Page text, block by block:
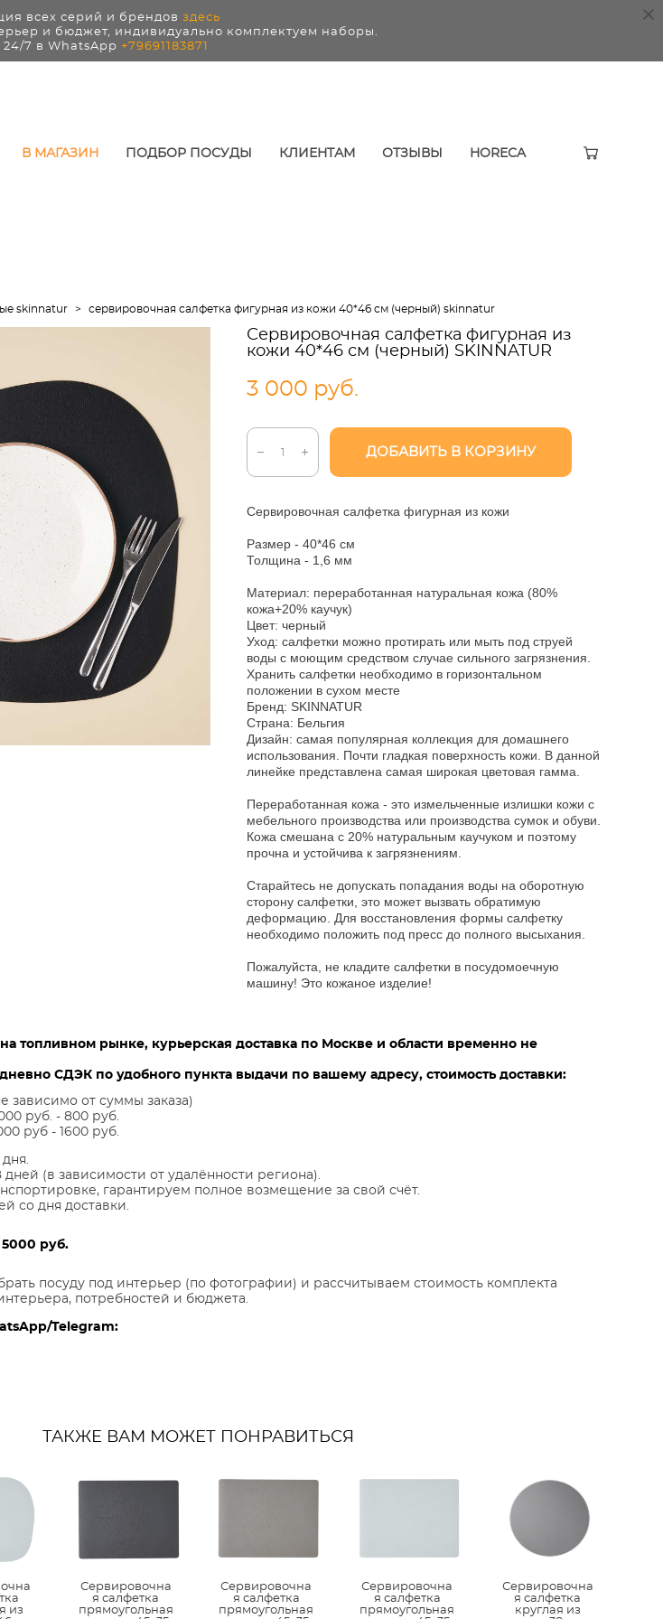
всех серий и брендов здесь
и бюджет, индивидуально комплектуем наборы.
24/7 в WhatsApp +79691183871
В МАГАЗИН ПОДБОР ПОСУДЫ КЛИЕНТАМ ОТЗЫВЫ
HORECA
skinnatur > сервировочная салфетка фигурная из кожи 40*46 см (черный) skinnatur
Сервировочная салфетка фигурная из
кожи 40*46 см (черный) SKINNATUR
3 000 pуб.
ДОБАВИТЬ В КОРЗИНУ
Сервировочная салфетка фигурная из кожи
Размер - 40*46 см
Толщина - 1,6 мм
Материал: переработанная натуральная кожа (80%
кожа+20% каучук)
Цвет: черный
Уход: салфетки можно протирать или мыть под струей
воды с моющим средством случае сильного загрязнения.
Хранить салфетки необходимо в горизонтальном
положении в сухом месте
Бренд: SKINNATUR
Страна: Бельгия
Дизайн: самая популярная коллекция для домашнего
использования. Почти гладкая поверхность кожи. В данной
линейке представлена самая широкая цветовая гамма.
Переработанная кожа - это измельченные излишки кожи с
мебельного производства или производства сумок и обуви.
Кожа смешана с 20% натуральным каучуком и поэтому
прочна и устойчива к загрязнениям.
Старайтесь не допускать попадания воды на оборотную
сторону салфетки, это может вызвать обратимую
деформацию. Для восстановления формы салфетку
необходимо положить под пресс до полного высыхания.
Пожалуйста, не кладите салфетки в посудомоечную
машину! Это кожаное изделие!
топливном рынке, курьерская доставка по Москве и области временно не
СДЭК по удобного пункта выдачи по вашему адресу, стоимость доставки:
зависимо от суммы заказа)
руб. - 800 руб.
руб - 1600 руб.
(в зависимости от удалённости региона).
гарантируем полное возмещение за свой счёт.
со дня доставки.
руб.
посуду под интерьер (по фотографии) и рассчитываем стоимость комплекта
потребностей и бюджета.
Telegram:
ТАКЖЕ ВАМ МОЖЕТ ПОНРАВИТЬСЯ
из
Сервировочна
я салфетка
прямоугольная
Сервировочна
я салфетка
прямоугольная
Сервировочна
я салфетка
прямоугольная
Сервировочна
я салфетка
круглая из